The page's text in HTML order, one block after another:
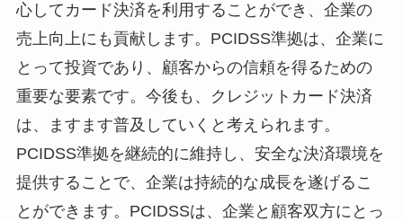
心してカード決済を利用することができ、企業の
売上向上にも貢献します。PCIDSS準拠は、企業に
とって投資であり、顧客からの信頼を得るための
重要な要素です。今後も、クレジットカード決済
は、ますます普及していくと考えられます。
PCIDSS準拠を継続的に維持し、安全な決済環境を
提供することで、企業は持続的な成長を遂げるこ
とができます。PCIDSSは、企業と顧客双方にとっ